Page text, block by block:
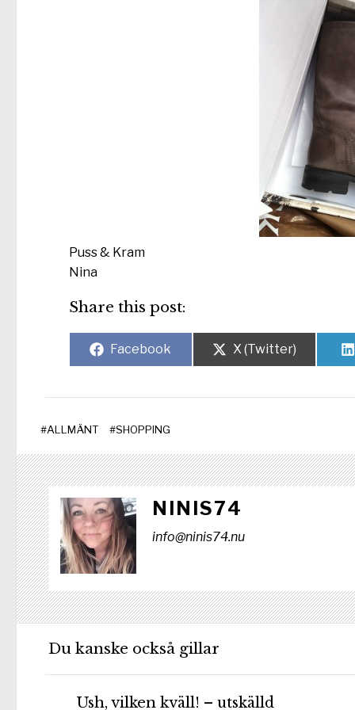
Puss & Kram
Nina
Share this post:
Dela
Facebook
Dela
X (Twitter)
#ALLMÄNT #SHOPPING
NINIS74
info@ninis74.nu
Du kanske också gillar
Ush, vilken kväll! – utskälld